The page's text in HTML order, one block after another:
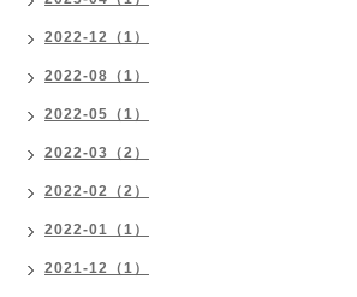
2022-12（1）
2022-08（1）
2022-05（1）
2022-03（2）
2022-02（2）
2022-01（1）
2021-12（1）